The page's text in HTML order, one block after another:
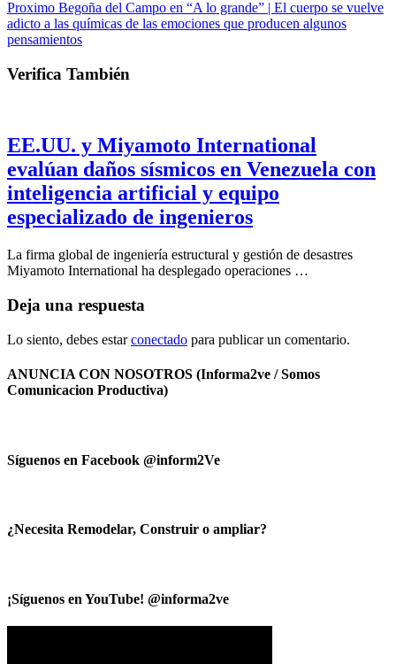
Proximo Begoña del Campo en “A lo grande” | El cuerpo se vuelve
adicto a las químicas de las emociones que producen algunos
pensamientos
Verifica También
EE.UU. y Miyamoto International
evalúan daños sísmicos en Venezuela con
inteligencia artificial y equipo
especializado de ingenieros
La firma global de ingeniería estructural y gestión de desastres
Miyamoto International ha desplegado operaciones …
Deja una respuesta
Lo siento, debes estarconectado para publicar un comentario.
ANUNCIA CON NOSOTROS (Informa2ve / Somos
Comunicacion Productiva)
Síguenos en Facebook @inform2Ve
¿Necesita Remodelar, Construir o ampliar?
¡Síguenos en YouTube! @informa2ve